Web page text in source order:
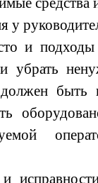
у
и
и убрать
должен